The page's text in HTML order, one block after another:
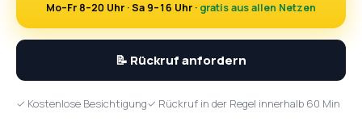
Mo–Fr 8–20 Uhr · Sa 9–16 Uhr · gratis aus allen Netzen
📝 Rückruf anfordern
✓ Kostenlose Besichtigung✓ Rückruf in der Regel innerhalb 60 Min